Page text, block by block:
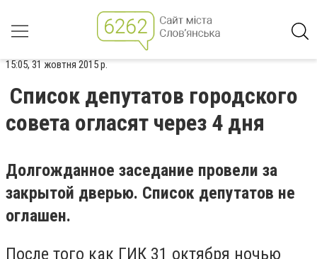
15:05, 31 жовтня 2015 р.
Список депутатов городского
совета огласят через 4 дня
Долгожданное заседание провели за
закрытой дверью. Список депутатов не
оглашен.
После того как ГИК 31 октября ночью